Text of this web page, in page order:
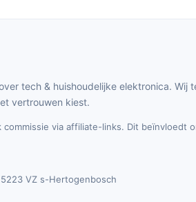
tech & huishoudelijke elektronica. Wij
vertrouwen kiest.
commissie via affiliate-links. Dit beïnvloedt
VZ s-Hertogenbosch